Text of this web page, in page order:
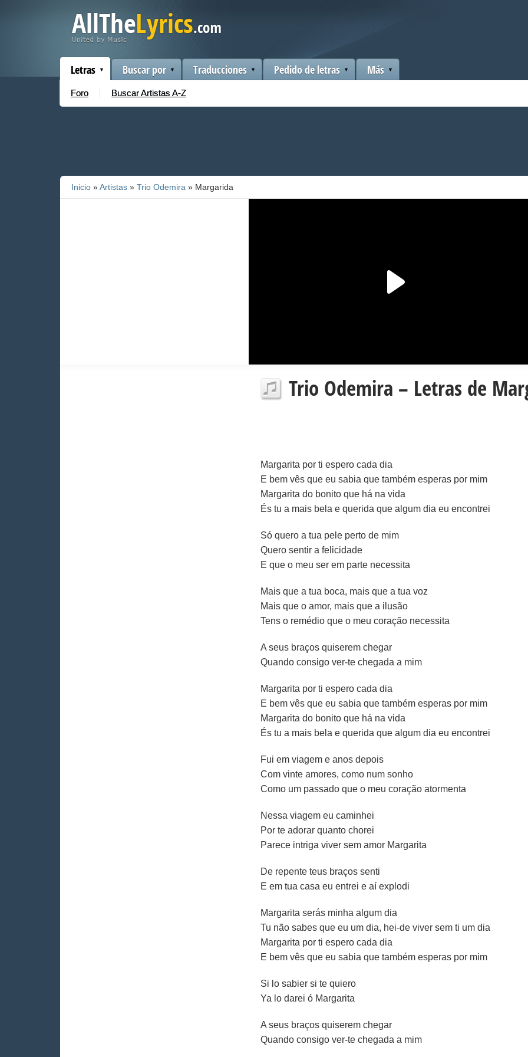
Letras
Foro Buscar Artistas A-Z
Buscar por Traducciones Pedido de letras Más
Inicio »Artistas » Trio Odemira » Margarida
Trio Odemira – Letras de
Margarita por ti espero cada dia
E bem vês que eu sabia que também esperas por mim
Margarita do bonito que há na vida
És tu a mais bela e querida que algum dia eu encontrei
Só quero a tua pele perto de mim
Quero sentir a felicidade
E que o meu ser em parte necessita
Mais que a tua boca, mais que a tua voz
Mais que o amor, mais que a ilusão
Tens o remédio que o meu coração necessita
A seus braços quiserem chegar
Quando consigo ver-te chegada a mim
Margarita por ti espero cada dia
E bem vês que eu sabia que também esperas por mim
Margarita do bonito que há na vida
És tu a mais bela e querida que algum dia eu encontrei
Fui em viagem e anos depois
Com vinte amores, como num sonho
Como um passado que o meu coração atormenta
Nessa viagem eu caminhei
Por te adorar quanto chorei
Parece intriga viver sem amor Margarita
De repente teus braços senti
E em tua casa eu entrei e aí explodi
Margarita serás minha algum dia
Tu não sabes que eu um dia, hei-de viver sem ti um dia
Margarita por ti espero cada dia
E bem vês que eu sabia que também esperas por mim
Si lo sabier si te quiero
Ya lo darei ó Margarita
A seus braços quiserem chegar
Quando consigo ver-te chegada a mim